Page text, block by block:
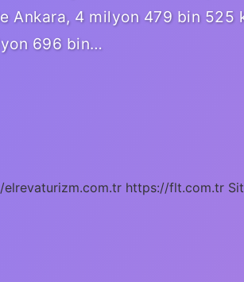
Ankara, 4 milyon 479 bin 525
696 bin…
elrevaturizm.com.tr https://flt.com.tr